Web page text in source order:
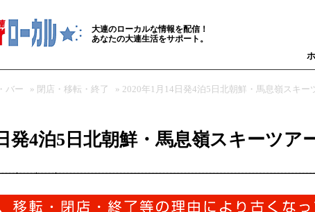
大連のローカルな情報を配信！
あなたの大連生活をサポート。
バー » 閉店・移転・終了
» 2020年1月14日発4泊5日北朝鮮・馬息嶺スキー
発4泊5日北朝鮮・馬息嶺スキーツア